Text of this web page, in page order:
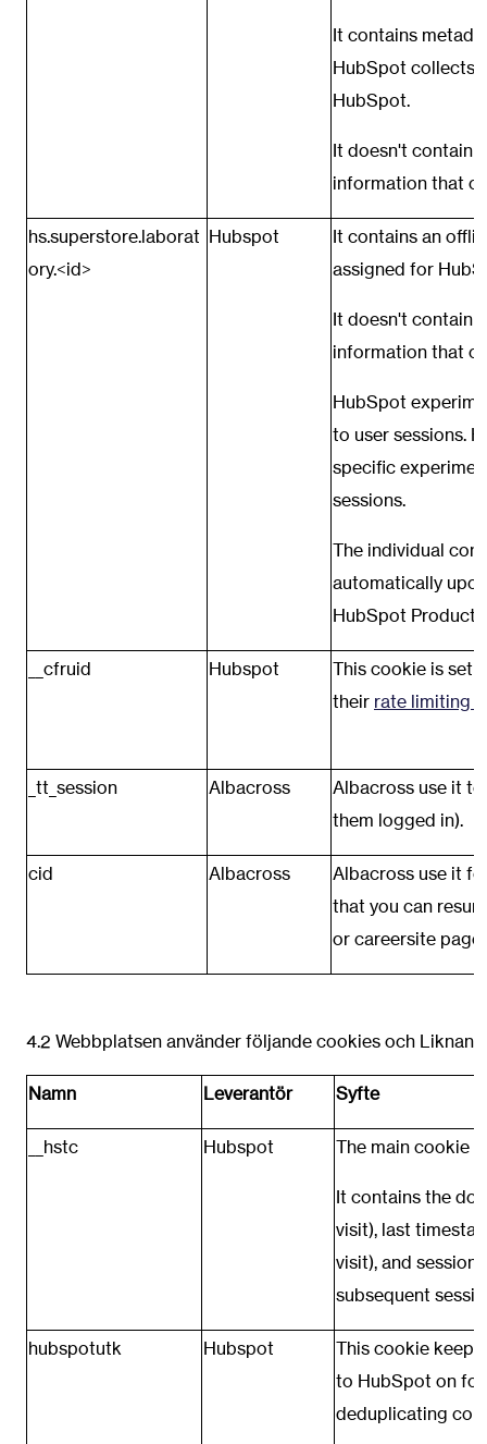
It contains
HubSpot collects
HubSpot.
It doesn't contain
information that
hs.superstore.laborat
ory.<id>
Hubspot
It contains an
assigned for
It doesn't contain
information that
HubSpot
to user sessions.
specific
sessions.
The individual
automatically
HubSpot Product.
__cfruid Hubspot
This cookie is set
their rate limiting
_tt_session Albacross
Albacross use it
them logged in).
cid Albacross
Albacross use it
that you can
or careersite page.
4.2 Webbplatsen använder följande cookies och
Namn Leverantör Syfte
__hstc Hubspot The main cookie
It contains the
visit), last
visit), and session
subsequent
hubspotutk Hubspot
This cookie
to HubSpot on
deduplicating